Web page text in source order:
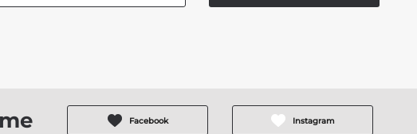
Facebook Instagram